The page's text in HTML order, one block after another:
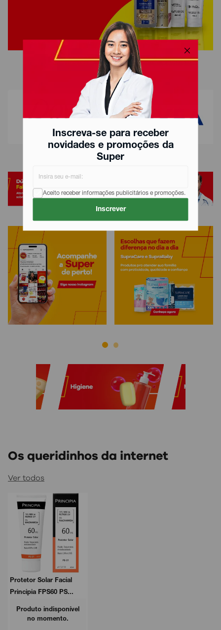
Inscreva-se para receber
novidades e promoções da
Super
Aceito receber informações publicitários e promoções.
Inscrever
Os queridinhos da internet
Ver todos
Protetor Solar Facial
Principia FPS60 PS...
Produto indisponível
no momento.